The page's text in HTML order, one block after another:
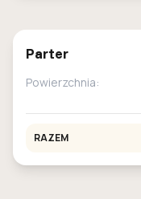
Parter
Powierzchnia:
RAZEM